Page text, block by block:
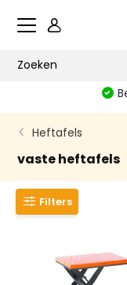
Heftafels
vaste heftafels
Filters